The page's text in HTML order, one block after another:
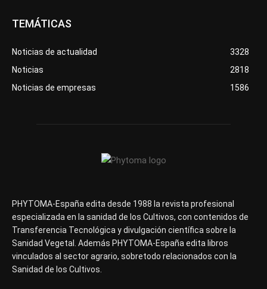
TEMÁTICAS
Noticias de actualidad
3328
Noticias
2818
Noticias de empresas
1586
PHYTOMA-España edita desde 1988 la revista profesional
especializada en la sanidad de los Cultivos, con contenidos de
Transferencia Tecnológica y divulgación científica sobre la
Sanidad Vegetal. Además PHYTOMA-España edita libros
vinculados al sector agrario, sobretodo relacionados con la
Sanidad de los Cultivos.